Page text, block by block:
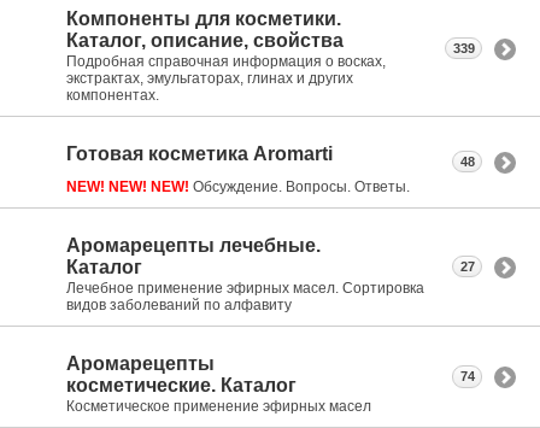
Компоненты для косметики.
Каталог, описание, свойства
Подробная справочная информация о восках,
экстрактах, эмульгаторах, глинах и других
компонентах.
339
Готовая косметика Aromarti
NEW! NEW! NEW! Обсуждение. Вопросы. Ответы.
48
Аромарецепты лечебные.
Каталог
Лечебное применение эфирных масел. Сортировка
видов заболеваний по алфавиту
27
Аромарецепты
косметические. Каталог
Косметическое применение эфирных масел
74